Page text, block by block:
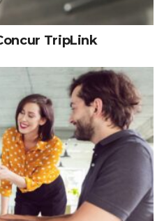
TripLink